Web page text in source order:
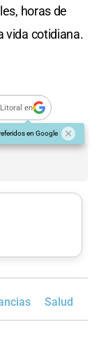
horas de
vida cotidiana.
en
en Google
Salud